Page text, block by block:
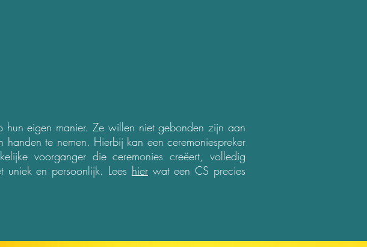
eigen manier. Ze willen niet gebonden zijn aan
te nemen. Hierbij kan een ceremoniespreker
voorganger die ceremonies creëert, volledig
en persoonlijk. Lees hier wat een CS precies